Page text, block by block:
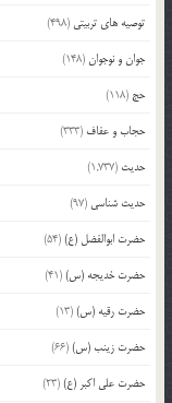
توصیه های تربیتی (498)
جوان و نوجوان(148)
حج (118)
حجاب و عفاف (333)
حدیث (1,737)
حدیث شناسی (97)
حضرت ابوالفضل (ع)(54)
حضرت خدیجه (س)(41)
حضرت رقیه (س)(13)
حضرت زینب (س)(66)
حضرت علی اکبر (ع)(23)